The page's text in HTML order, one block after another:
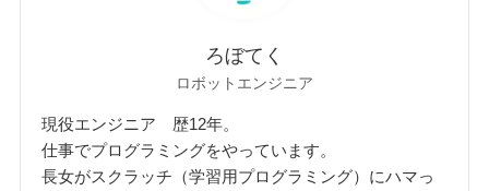
ろぼてく
ロボットエンジニア
現役エンジニア 歴12年。
仕事でプログラミングをやっています。
長女がスクラッチ（学習用プログラミング）にハマっ